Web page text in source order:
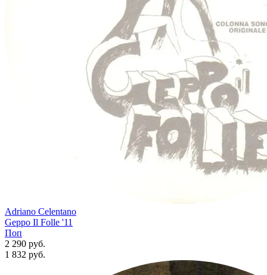
Adriano Celentano
Geppo Il Folle '11
Поп
2 290 руб.
1 832 руб.